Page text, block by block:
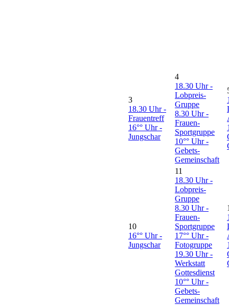
3
18.30 Uhr -
Frauentreff
16°° Uhr -
Jungschar
4
18.30 Uhr -
Lobpreis-
Gruppe
8.30 Uhr -
Frauen-
Sportgruppe
10°° Uhr -
Gebets-
Gemeinschaft
10
16°° Uhr -
Jungschar
11
18.30 Uhr -
Lobpreis-
Gruppe
8.30 Uhr -
Frauen-
Sportgruppe
17°° Uhr -
Fotogruppe
19.30 Uhr -
Werkstatt
Gottesdienst
10°° Uhr -
Gebets-
Gemeinschaft